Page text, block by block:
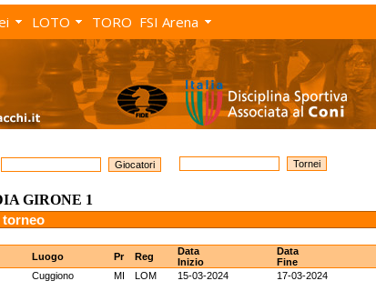
LOTO TORO FSI Arena
GIRONE 1
torneo
Luogo Pr Reg
Data
Inizio
Data
Fine
Cuggiono MI LOM 15-03-2024 17-03-2024